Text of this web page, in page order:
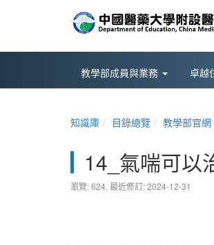
教學部成員與業務 卓越
知識庫 目錄總覽 教學部官網
14_氣喘可以
瀏覽: 624, 最近修訂: 2024-12-31